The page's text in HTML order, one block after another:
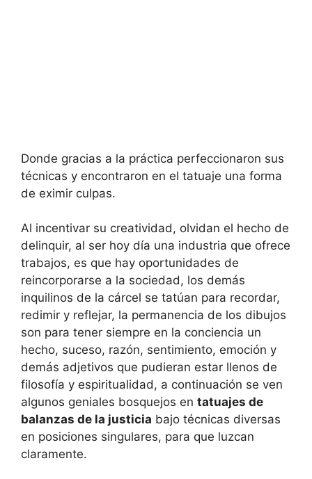
Donde gracias a la práctica perfeccionaron sus
técnicas y encontraron en el tatuaje una forma
de eximir culpas.
Al incentivar su creatividad, olvidan el hecho de
delinquir, al ser hoy día una industria que ofrece
trabajos, es que hay oportunidades de
reincorporarse a la sociedad, los demás
inquilinos de la cárcel se tatúan para recordar,
redimir y reflejar, la permanencia de los dibujos
son para tener siempre en la conciencia un
hecho, suceso, razón, sentimiento, emoción y
demás adjetivos que pudieran estar llenos de
filosofía y espiritualidad, a continuación se ven
algunos geniales bosquejos en tatuajes de
balanzas de la justicia bajo técnicas diversas
en posiciones singulares, para que luzcan
claramente.